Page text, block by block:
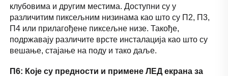
клубовима и другим местима. Доступни су у
различитим пиксељним низинама као што су П2, П3,
П4 или прилагођене пиксељне низе. Такође,
подржавају различите врсте инсталација као што су
вешање, стајање на поду и тако даље.
П6: Које су предности и примене ЛЕД екрана за